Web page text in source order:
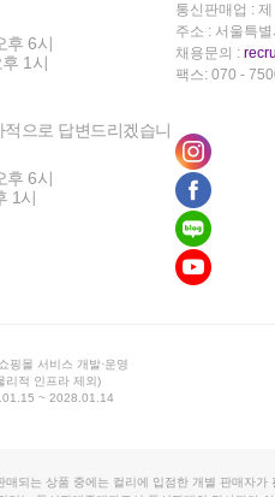
후 6시
1시
으로 답변드리겠습니
후 6시
1시
통신판매업 :
주소 : 서울특
채용문의 :
팩스: 070 -
핑몰 서비스 개발·운영
리적 인프라 제외)
~ 2028.01.14
매되는 상품 중에는 컬리에 입점한 개별 판매자